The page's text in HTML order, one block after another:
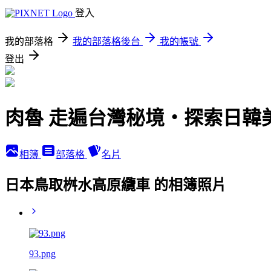
登入
我的部落格 我的部落格後台
我的帳號
登出
肉魯 走遍台灣秘境・探索日韓
相簿 部落格 名片
日本鳥取桝水高原纜車 的相簿照片
93.png